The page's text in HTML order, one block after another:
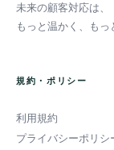
未来の顧客対応は、
もっと温かく、もっ
規約・ポリシー
利用規約
プライバシーポリシ